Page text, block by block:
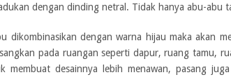
dengan dinding netral. Tidak hanya abu-abu
dikombinasikan dengan warna hijau maka akan
pada ruangan seperti dapur, ruang tamu,
membuat desainnya lebih menawan, pasang